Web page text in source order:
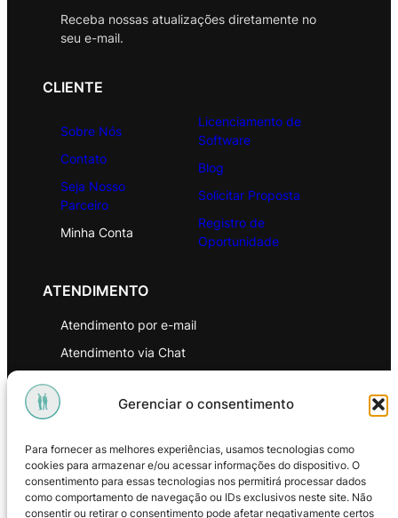
Gerenciar o consentimento
Para fornecer as melhores experiências, usamos tecnologias como
cookies para armazenar e/ou acessar informações do dispositivo. O
consentimento para essas tecnologias nos permitirá processar dados
como comportamento de navegação ou IDs exclusivos neste site. Não
consentir ou retirar o consentimento pode afetar negativamente certos
Receba nossas atualizações diretamente no
seu e-mail.
CLIENTE
Sobre Nós
Contato
Seja Nosso
Parceiro
Minha Conta
Licenciamento de
Software
Blog
Solicitar Proposta
Registro de
Oportunidade
ATENDIMENTO
Atendimento por e-mail
Atendimento via Chat
Política de Privacidade
Política de Troca e Devoluções